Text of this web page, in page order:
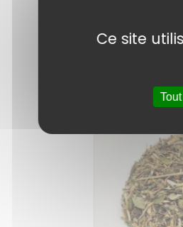
19,90€
Ce site